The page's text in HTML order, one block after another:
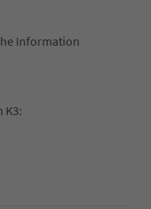
Information
K3: